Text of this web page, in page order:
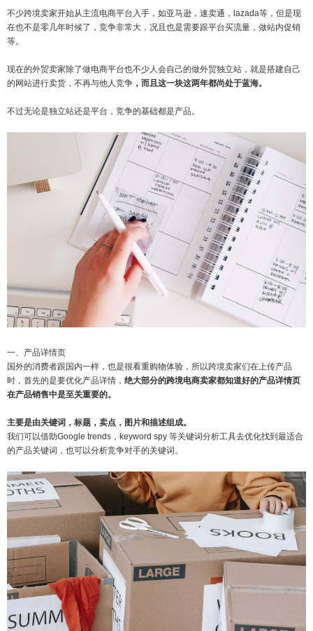
不少跨境卖家开始从主流电商平台入手，如亚马逊，速卖通，lazada等，但是现
在也不是零几年时候了，竞争非常大，况且也是需要跟平台买流量，做站内促销
等。
现在的外贸卖家除了做电商平台也不少人会自己的做外贸独立站，就是搭建自己
的网站进行卖货，不再与他人竞争 ，而且这一块这两年都尚处于蓝海。
不过无论是独立站还是平台，竞争的基础都是产品。
一、产品详情页
国外的消费者跟国内一样，也是很看重购物体验，所以跨境卖家们在上传产品
时，首先的是要优化产品详情， 绝大部分的跨境电商卖家都知道好的产品详情页
在产品销售中是至关重要的。
主要是由关键词，标题，卖点，图片和描述组成。
我们可以借助Google trends，keyword spy 等关键词分析工具去优化找到最适合
的产品关键词，也可以分析竞争对手的关键词。